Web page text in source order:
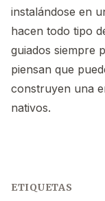
instalándose en
hacen todo tipo
guiados siempre
piensan que
construyen una
nativos.
ETIQUETAS